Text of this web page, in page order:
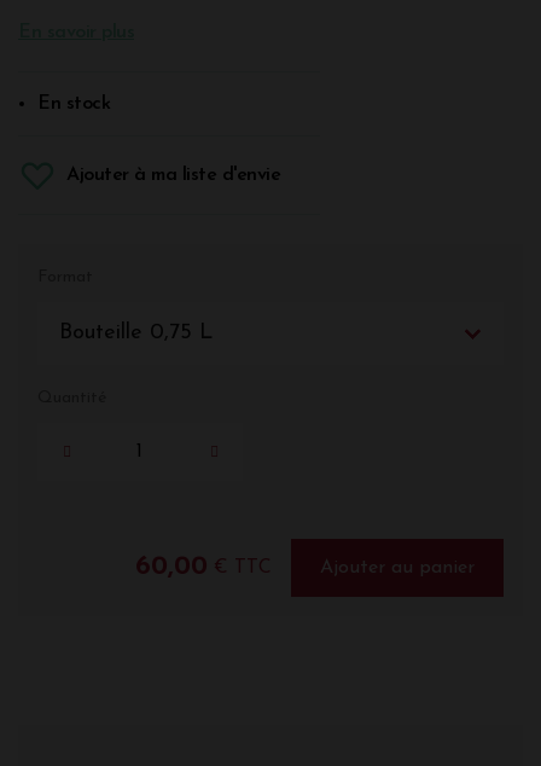
En stock
Ajouter à ma liste d'envie
Bouteille 0,75 L
60,00 € TTC Ajouter au panier